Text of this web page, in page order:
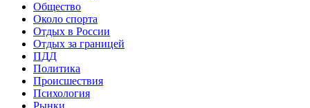
Общество
Около спорта
Отдых в России
Отдых за границей
ПДД
Политика
Происшествия
Психология
Рынки